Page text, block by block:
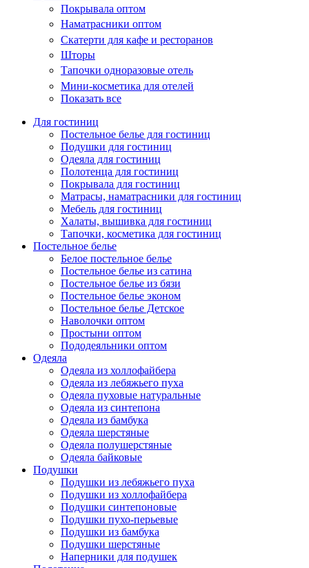
Покрывала оптом
Наматрасники оптом
Скатерти для кафе и ресторанов
Шторы
Тапочки одноразовые отель
Мини-косметика для отелей
Показать все
Для гостиниц
Постельное белье для гостиниц
Подушки для гостиниц
Одеяла для гостиниц
Полотенца для гостиниц
Покрывала для гостиниц
Матрасы, наматрасники для гостиниц
Мебель для гостиниц
Халаты, вышивка для гостиниц
Тапочки, косметика для гостиниц
Постельное белье
Белое постельное белье
Постельное белье из сатина
Постельное белье из бязи
Постельное белье эконом
Постельное белье Детское
Наволочки оптом
Простыни оптом
Пододеяльники оптом
Одеяла
Одеяла из холлофайбера
Одеяла из лебяжьего пуха
Одеяла пуховые натуральные
Одеяла из синтепона
Одеяла из бамбука
Одеяла шерстяные
Одеяла полушерстяные
Одеяла байковые
Подушки
Подушки из лебяжьего пуха
Подушки из холлофайбера
Подушки синтепоновые
Подушки пухо-перьевые
Подушки из бамбука
Подушки шерстяные
Наперники для подушек